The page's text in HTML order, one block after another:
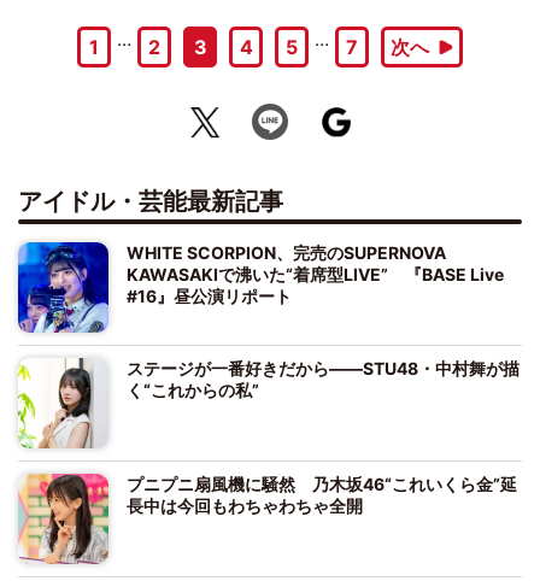
1 … 2 3 4 5 … 7 次へ
アイドル・芸能最新記事
WHITE SCORPION、完売のSUPERNOVA
KAWASAKIで沸いた“着席型LIVE” 『BASE Live
#16』昼公演リポート
ステージが一番好きだから――STU48・中村舞が描
く“これからの私”
プニプニ扇風機に騒然 乃木坂46“これいくら金”延
長中は今回もわちゃわちゃ全開